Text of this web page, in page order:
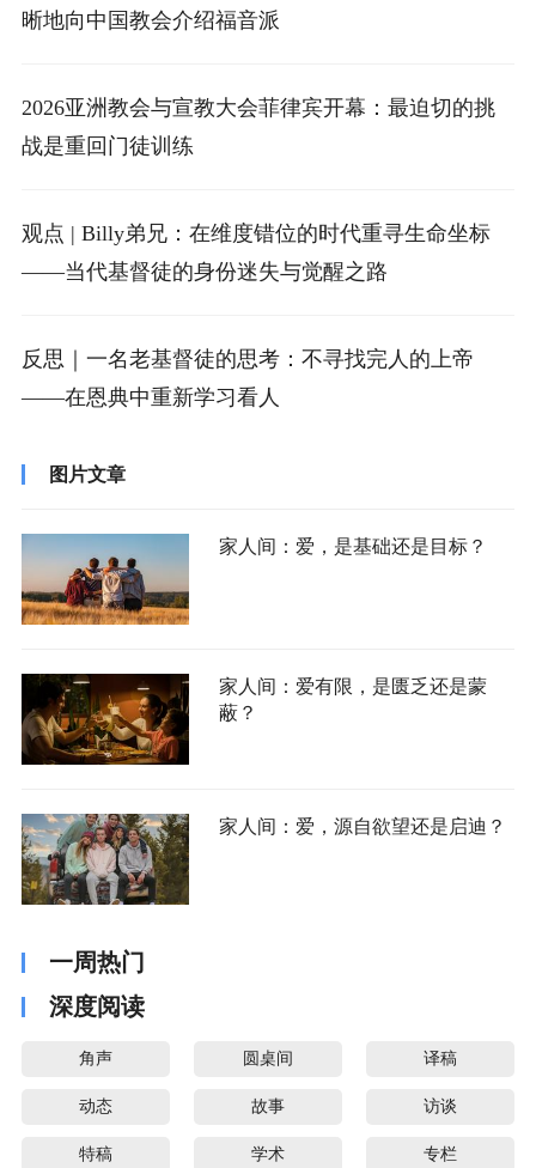
晰地向中国教会介绍福音派
2026亚洲教会与宣教大会菲律宾开幕：最迫切的挑
战是重回门徒训练
观点 | Billy弟兄：在维度错位的时代重寻生命坐标
——当代基督徒的身份迷失与觉醒之路
反思｜一名老基督徒的思考：不寻找完人的上帝
——在恩典中重新学习看人
图片文章
家人间：爱，是基础还是目标？
家人间：爱有限，是匮乏还是蒙
蔽？
家人间：爱，源自欲望还是启迪？
一周热门
深度阅读
角声 圆桌间 译稿
动态 故事 访谈
特稿 学术 专栏